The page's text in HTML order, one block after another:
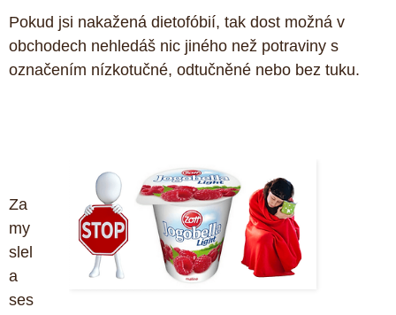
Pokud jsi nakažená dietofóbií, tak dost možná v
obchodech nehledáš nic jiného než potraviny s
označením nízkotučné, odtučněné nebo bez tuku.
Za
my
slel
a
ses